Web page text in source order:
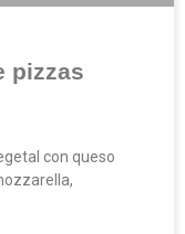
pizzas
con queso